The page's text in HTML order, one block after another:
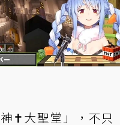
神✝大聖堂」，不只